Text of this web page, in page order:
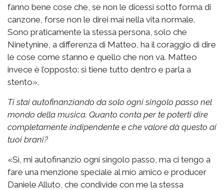
fanno bene cose che, se non le dicessi sotto forma di
canzone, forse non le direi mai nella vita normale.
Sono praticamente la stessa persona, solo che
Ninetynine, a differenza di Matteo, ha il coraggio di dire
le cose come stanno e quello che non va. Matteo
invece è l’opposto: si tiene tutto dentro e parla a
stento».
Ti stai autofinanziando da solo ogni singolo passo nel
mondo della musica. Quanto conta per te poterti dire
completamente indipendente e che valore dà questo ai
tuoi brani?
«Sì, mi autofinanzio ogni singolo passo, ma ci tengo a
fare una menzione speciale al mio amico e producer
Daniele Alluto, che condivide con me la stessa